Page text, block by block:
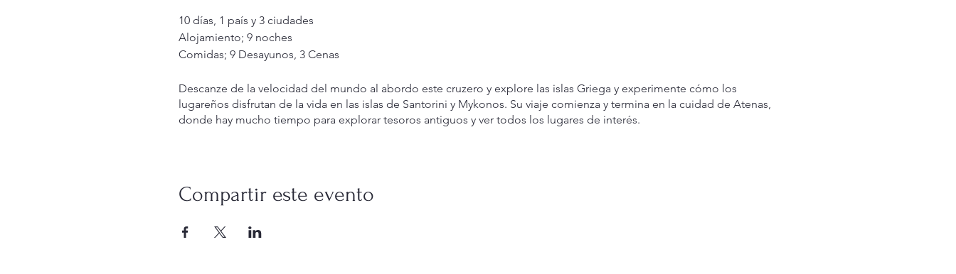
10 días, 1 país y 3 ciudades
Alojamiento; 9 noches
Comidas; 9 Desayunos, 3 Cenas
Descanze de la velocidad del mundo al abordo este cruzero y explore las islas Griega y experimente cómo los
lugareños disfrutan de la vida en las islas de Santorini y Mykonos. Su viaje comienza y termina en la cuidad de Atenas,
donde hay mucho tiempo para explorar tesoros antiguos y ver todos los lugares de interés.
Compartir este evento